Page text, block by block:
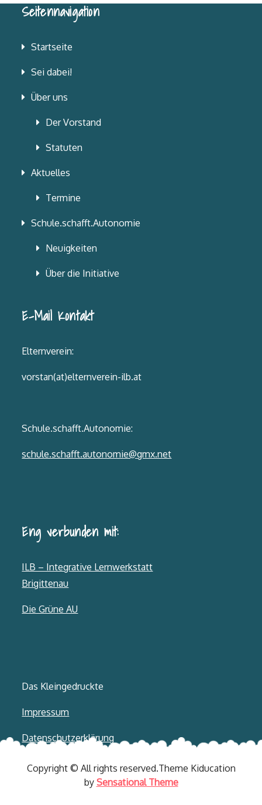
Seitennavigation
Startseite
Sei dabei!
Über uns
Der Vorstand
Statuten
Aktuelles
Termine
Schule.schafft.Autonomie
Neuigkeiten
Über die Initiative
E-Mail Kontakt
Elternverein:
vorstan(at)elternverein-ilb.at
Schule.schafft.Autonomie:
schule.schafft.autonomie@gmx.net
Eng verbunden mit:
ILB – Integrative Lernwerkstatt
Brigittenau
Die Grüne AU
Das Kleingedruckte
Impressum
Datenschutzerklärung
Copyright © All rights reserved.Theme Kiducation
by Sensational Theme